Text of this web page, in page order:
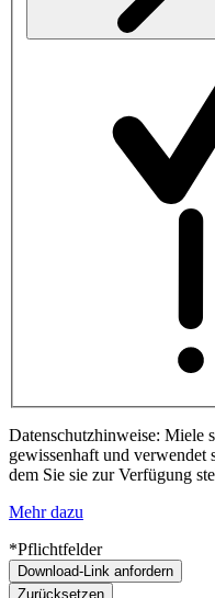
Datenschutzhinweise: Miele
gewissenhaft und verwendet
dem Sie sie zur Verfügung
Mehr dazu
*Pflichtfelder